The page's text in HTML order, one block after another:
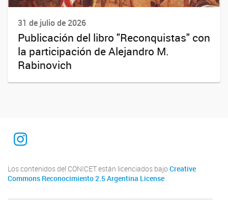
31 de julio de 2026
Publicación del libro "Reconquistas" con
la participación de Alejandro M.
Rabinovich
Instagram
Los contenidos del CONICET están licenciados bajo Creative
Commons Reconocimiento 2.5 Argentina License